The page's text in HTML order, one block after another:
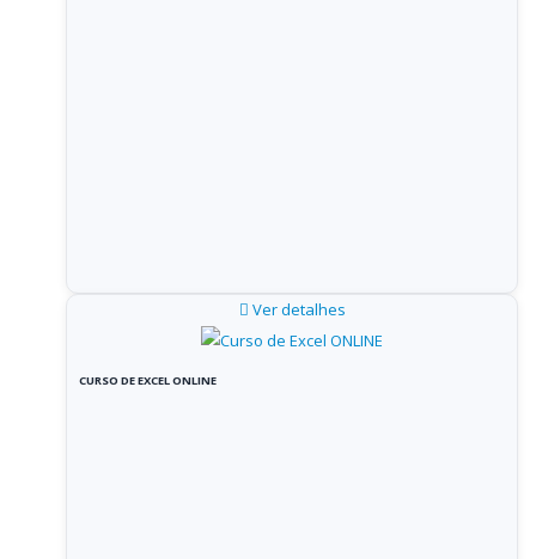
Ver detalhes
CURSO DE EXCEL ONLINE